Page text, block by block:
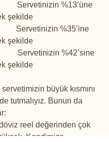
Servetinizin %13’üne
şekilde
Servetinizin %35’ine
şekilde
Servetinizin %42’sine
şekilde
büyük kısmını
tutmalıyız. Bunun da
reel değerinden çok
Kendimize